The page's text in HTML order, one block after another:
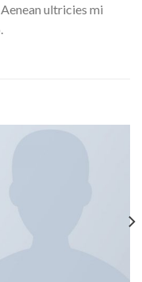
ultricies mi